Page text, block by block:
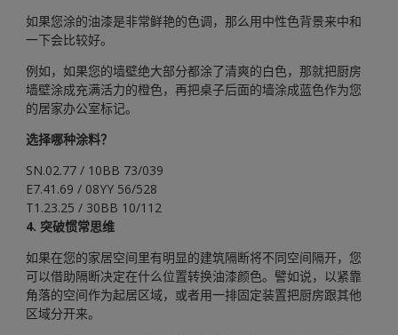
如果您涂的油漆是非常鲜艳的色调，那么用中性色背景来中和
一下会比较好。
例如，如果您的墙壁绝大部分都涂了清爽的白色，那就把厨房
墙壁涂成充满活力的橙色，再把桌子后面的墙涂成蓝色作为您
的居家办公室标记。
选择哪种涂料？
SN.02.77 / 10BB 73/039
E7.41.69 / 08YY 56/528
T1.23.25 / 30BB 10/112
4. 突破惯常思维
如果在您的家居空间里有明显的建筑隔断将不同空间隔开，您
可以借助隔断决定在什么位置转换油漆颜色。譬如说，以紧靠
角落的空间作为起居区域，或者用一排固定装置把厨房跟其他
区域分开来。